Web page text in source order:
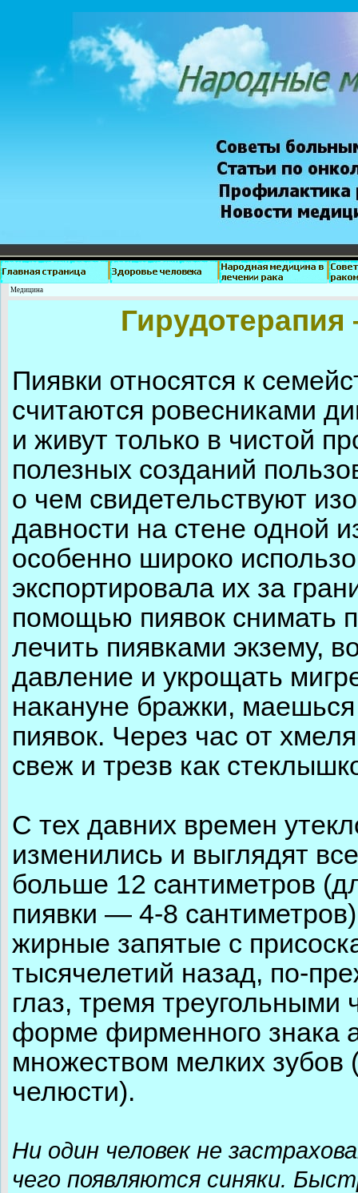
Медицина
Пиявки относятся к
считаются ровесниками
и живут только в чистой
полезных созданий
о чем свидетельствуют
давности на стене одной
особенно широко
экспортировала их за
помощью пиявок снимать
лечить пиявками экзему,
давление и укрощать
накануне бражки,
пиявок. Через час от
свеж и трезв как
С тех давних времен
изменились и выглядят
больше 12 сантиметров
пиявки — 4-8
жирные запятые с
тысячелетий назад, по-
глаз, тремя
форме фирменного знака
множеством мелких зубов
челюсти).
Ни один человек не
чего появляются синяки.